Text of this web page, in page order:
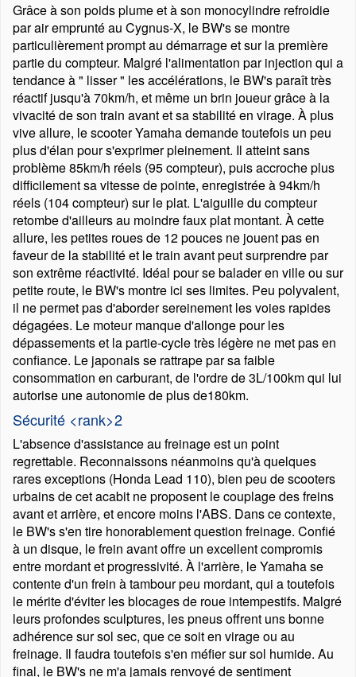
Grâce à son poids plume et à son monocylindre refroidie
par air emprunté au Cygnus-X, le BW's se montre
particulièrement prompt au démarrage et sur la première
partie du compteur. Malgré l'alimentation par injection qui a
tendance à
lisser
les accélérations, le BW's paraît très
réactif jusqu'à 70km/h, et même un brin joueur grâce à la
vivacité de son train avant et sa stabilité en virage. À plus
vive allure, le scooter Yamaha demande toutefois un peu
plus d'élan pour s'exprimer pleinement. Il atteint sans
problème 85km/h réels (95 compteur), puis accroche plus
difficilement sa vitesse de pointe, enregistrée à 94km/h
réels (104 compteur) sur le plat. L'aiguille du compteur
retombe d'ailleurs au moindre faux plat montant. À cette
allure, les petites roues de 12 pouces ne jouent pas en
faveur de la stabilité et le train avant peut surprendre par
son extrême réactivité. Idéal pour se balader en ville ou sur
petite route, le BW's montre ici ses limites. Peu polyvalent,
il ne permet pas d'aborder sereinement les voies rapides
dégagées. Le moteur manque d'allonge pour les
dépassements et la partie-cycle très légère ne met pas en
confiance. Le japonais se rattrape par sa faible
consommation en carburant, de l'ordre de 3L/100km qui lui
autorise une autonomie de plus de180km.
Sécurité <rank>2
L'absence d'assistance au freinage est un point
regrettable. Reconnaissons néanmoins qu'à quelques
rares exceptions (Honda Lead 110), bien peu de scooters
urbains de cet acabit ne proposent le couplage des freins
avant et arrière, et encore moins l'ABS. Dans ce contexte,
le BW's s'en tire honorablement question freinage. Confié
à un disque, le frein avant offre un excellent compromis
entre mordant et progressivité. À l'arrière, le Yamaha se
contente d'un frein à tambour peu mordant, qui a toutefois
le mérite d'éviter les blocages de roue intempestifs. Malgré
leurs profondes sculptures, les pneus offrent uns bonne
adhérence sur sol sec, que ce soit en virage ou au
freinage. Il faudra toutefois s'en méfier sur sol humide. Au
final, le BW's ne m'a jamais renvoyé de sentiment